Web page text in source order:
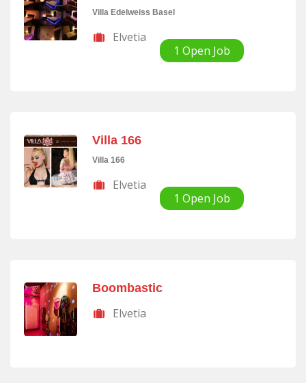
Villa Edelweiss Basel
Elvetia
1 Open Job
Villa 166
Villa 166
Elvetia
1 Open Job
Boombastic
Elvetia